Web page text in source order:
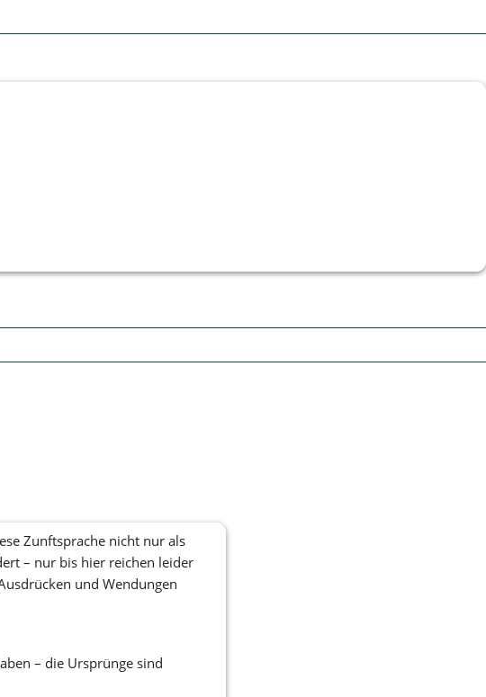
Zunftsprache nicht nur als
– nur bis hier reichen leider
und Wendungen
– die Ursprünge sind